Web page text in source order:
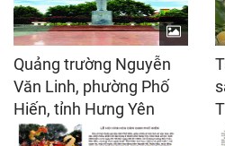
Quảng trường Nguyễn
Văn Linh, phường Phố
Hiến, tỉnh Hưng Yên